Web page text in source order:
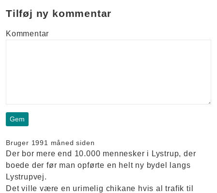
Tilføj ny kommentar
Kommentar
Bruger 1991 måned siden
Der bor mere end 10.000 mennesker i Lystrup, der
boede der før man opførte en helt ny bydel langs
Lystrupvej.
Det ville være en urimelig chikane hvis al trafik til